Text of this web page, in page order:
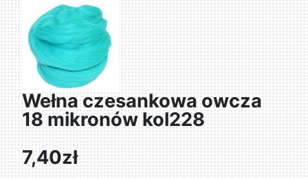
Wełna czesankowa owcza
18 mikronów kol228
7,40zł